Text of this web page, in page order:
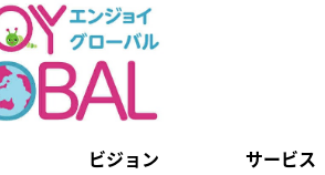
ビジョン サービス